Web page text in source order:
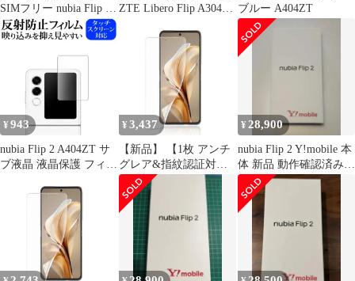
SIMフリー nubia Flip 2
A404ZT
ZTE Libero Flip A304ZT
Flip/ZTE nubia Flip 5G
保護フィルム 手触り良
い 超薄型 柔らかい ケ
TPU製 自動修復 撥油性
気泡防止 ZTE Libero
ブルー A404ZT
¥ 943
nubia Flip 2 A404ZT サ
ブ液晶 液晶保護 フィル
ングレア メール便送料
¥ 3,437
【新品】 【1枚 アンチ
グレア&指紋認証対
応】Libero Flip/nubia
Flip 5G//ZTE nubia Flip2
フィルム ZTE Libero
Flip/nubia Flip 5G 保護
フィルム TPU素材 3D
設計 サラサラ タッチ感
反
¥ 28,900
nubia Flip 2 Y!mobile 本
体 新品 動作確認済み
SIMフリー